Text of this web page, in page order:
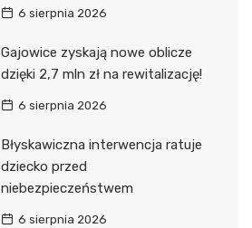
6 sierpnia 2026
Gajowice zyskają nowe oblicze
dzięki 2,7 mln zł na rewitalizację!
6 sierpnia 2026
Błyskawiczna interwencja ratuje
dziecko przed
niebezpieczeństwem
6 sierpnia 2026